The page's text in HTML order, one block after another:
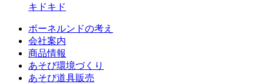
キドキド
ボーネルンドの考え
会社案内
商品情報
あそび環境づくり
あそび道具販売